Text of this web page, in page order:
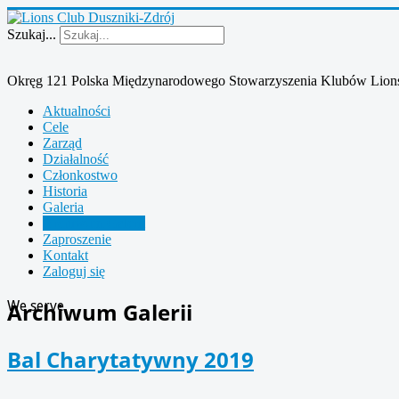
Szukaj...
Okręg 121 Polska Międzynarodowego Stowarzyszenia Klubów
Aktualności
Cele
Zarząd
Działalność
Członkostwo
Historia
Galeria
Zaproszenie
Kontakt
Zaloguj się
We serve
Archiwum Galerii
Bal Charytatywny 2019